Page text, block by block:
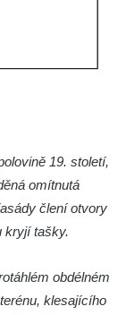
19. století,
omítnutá
člení otvory
kryjí tašky.
obdélném
klesajícího